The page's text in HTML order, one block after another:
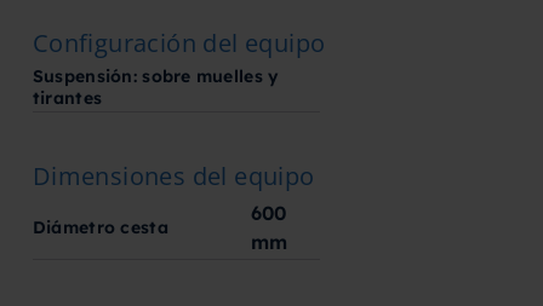
Configuración del equipo
Suspensión: sobre muelles y
tirantes
Dimensiones del equipo
Diámetro cesta
600
mm